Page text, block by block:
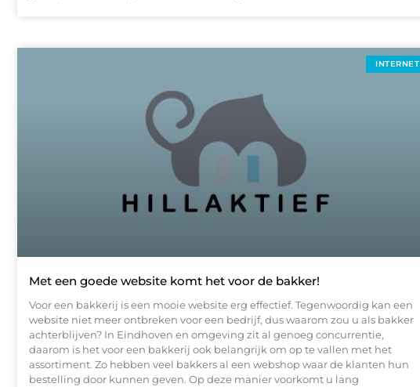
INTERNET
Met een goede website komt het voor de bakker!
Voor een bakkerij is een mooie website erg effectief. Tegenwoordig kan een
website niet meer ontbreken voor een bedrijf, dus waarom zou u als bakker
achterblijven? In Eindhoven en omgeving zit al genoeg concurrentie,
daarom is het voor een bakkerij ook belangrijk om op te vallen met het
assortiment. Zo hebben veel bakkers al een webshop waar de klanten hun
bestelling door kunnen geven. Op deze manier voorkomt u lang